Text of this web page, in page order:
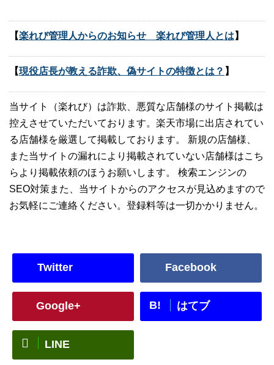
【楽れび管理人からのお知らせ 楽れび管理人とは 】
【現役店長が教える詐欺、偽サイトの特徴とは？ 】
当サイト（楽れび）は詐欺、悪質な店舗様のサイト掲載は
控えさせていただいております。楽天市場に出店されてい
る店舗様を厳選して掲載しております。 新規の店舗様、
また当サイトの漏れにより掲載されていない店舗様はこち
らより掲載依頼のほうお願いします。 検索エンジンの
SEO対策また、当サイトからのアクセスが見込めますので
お気軽にご連絡ください。登録料等は一切かかりません。
Twitter Facebook
Google+ B! はてブ
LINE